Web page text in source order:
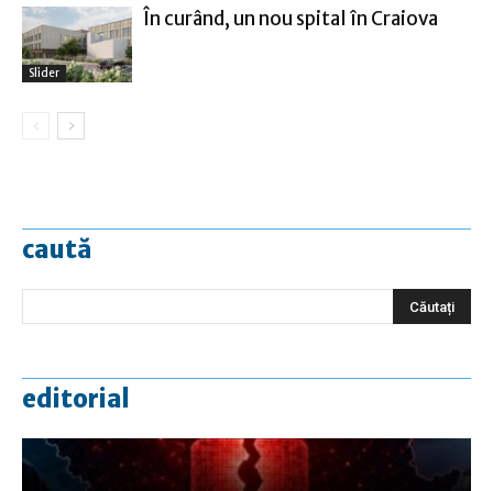
Slider
În curând, un nou spital în Craiova
caută
editorial